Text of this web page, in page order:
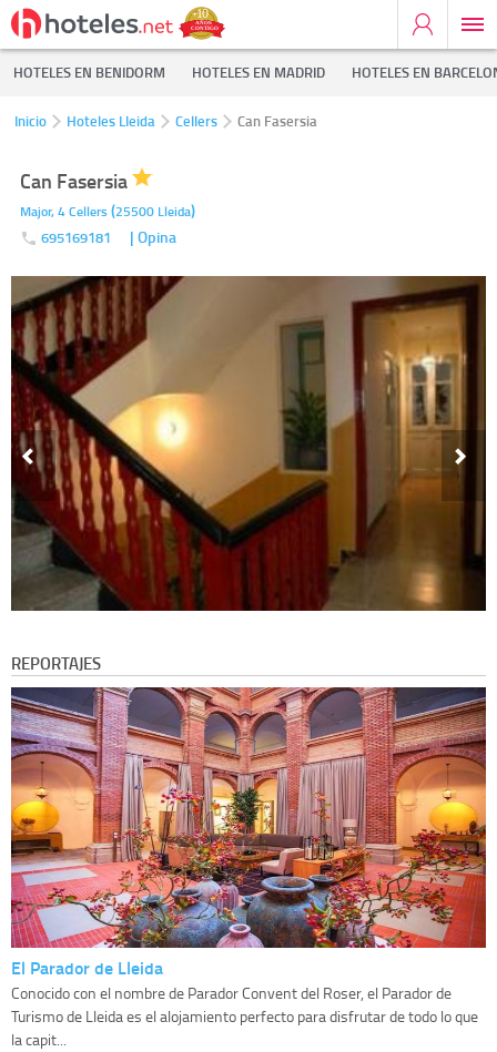
HOTELES EN BENIDORM HOTELES EN MADRID HOTELES EN
Inicio Hoteles Lleida Cellers Can Fasersia
Can Fasersia
Major, 4Cellers (25500 Lleida)
695169181 | Opina
REPORTAJES
El Parador de Lleida
Conocido con el nombre de Parador Convent del Roser, el Parador de
Turismo de Lleida es el alojamiento perfecto para disfrutar de todo lo que
la capit...